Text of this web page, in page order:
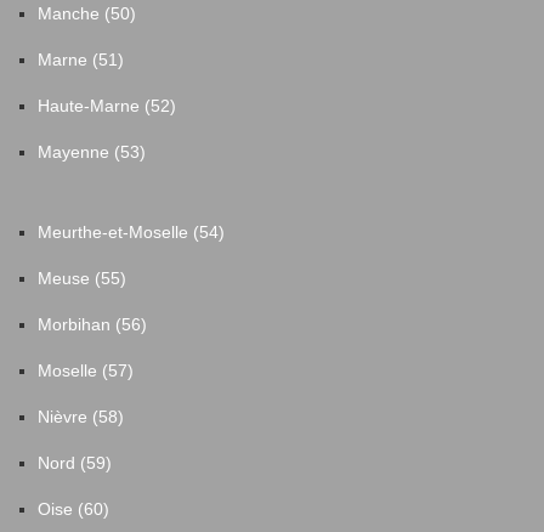
Manche (50)
Marne (51)
Haute-Marne (52)
Mayenne (53)
Meurthe-et-Moselle (54)
Meuse (55)
Morbihan (56)
Moselle (57)
Nièvre (58)
Nord (59)
Oise (60)